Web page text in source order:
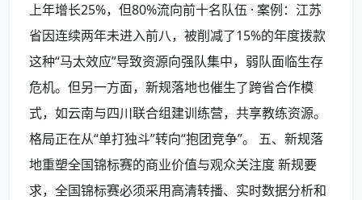
上年增长25%，但80%流向前十名队伍 · 案例：江苏
省因连续两年未进入前八，被削减了15%的年度拨款
这种“马太效应”导致资源向强队集中，弱队面临生存
危机。但另一方面，新规落地也催生了跨省合作模
式，如云南与四川联合组建训练营，共享教练资源。
格局正在从“单打独斗”转向“抱团竞争”。 五、新规落
地重塑全国锦标赛的商业价值与观众关注度 新规要
求，全国锦标赛必须采用高清转播、实时数据分析和